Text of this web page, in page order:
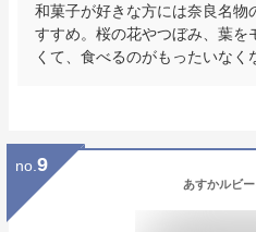
和菓子が好きな方には奈良名物
すすめ。桜の花やつぼみ、葉を
くて、食べるのがもったいなく
no. 9
あすかルビ